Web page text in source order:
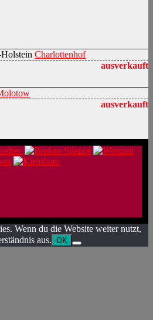
Charlottenhof
ausverkauft
ausverkauft
Wenn du die Website weiter nutzt,
aus. OK